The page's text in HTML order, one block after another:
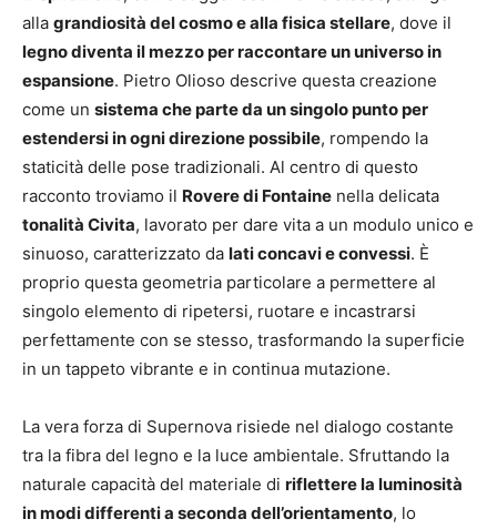
alla grandiosità del cosmo e alla fisica stellare, dove il
legno diventa il mezzo per raccontare un universo in
espansione. Pietro Olioso descrive questa creazione
come un sistema che parte da un singolo punto per
estendersi in ogni direzione possibile, rompendo la
staticità delle pose tradizionali. Al centro di questo
racconto troviamo il Rovere di Fontaine nella delicata
tonalità Civita, lavorato per dare vita a un modulo unico e
sinuoso, caratterizzato da lati concavi e convessi. È
proprio questa geometria particolare a permettere al
singolo elemento di ripetersi, ruotare e incastrarsi
perfettamente con se stesso, trasformando la superficie
in un tappeto vibrante e in continua mutazione.
La vera forza di Supernova risiede nel dialogo costante
tra la fibra del legno e la luce ambientale. Sfruttando la
naturale capacità del materiale di riflettere la luminosità
in modi differenti a seconda dell’orientamento, lo